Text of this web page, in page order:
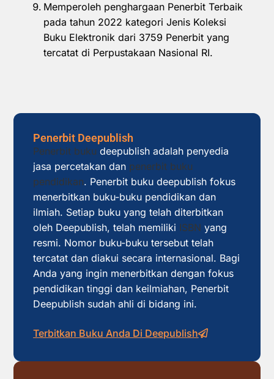
Memperoleh penghargaan Penerbit Terbaik
pada tahun 2022 kategori Jenis Koleksi
Buku Elektronik dari 3759 Penerbit yang
tercatat di Perpustakaan Nasional RI.
Penerbit Deepublish
Penerbit buku deepublish adalah penyedia
jasa percetakan dan penerbit buku
pendidikan. Penerbit buku deepublish fokus
menerbitkan buku-buku pendidikan dan
ilmiah. Setiap buku yang telah diterbitkan
oleh Deepublish, telah memiliki ISBN yang
resmi. Nomor buku-buku tersebut telah
tercatat dan diakui secara internasional. Bagi
Anda yang ingin menerbitkan dengan fokus
pendidikan tinggi dan keilmiahan, Penerbit
Deepublish sudah ahli di bidang ini.
Terbitkan Buku Anda Di Deepublish